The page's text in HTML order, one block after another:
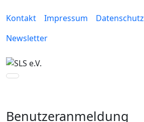
Kontakt Impressum Datenschutz
Newsletter
Benutzeranmeldung